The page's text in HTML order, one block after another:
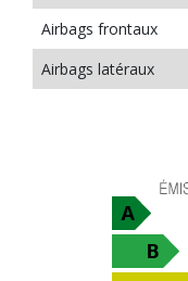
Airbags frontaux
Airbags latéraux